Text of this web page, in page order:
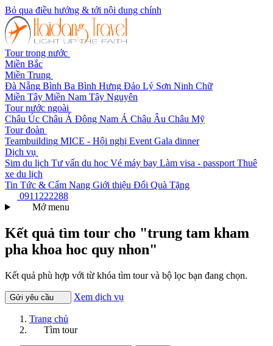
Bỏ qua điều hướng & tới nội dung chính
Tour trong nước
Miền Bắc
Miền Trung
Đà Nẵng Bình Ba Bình Hưng Đảo Lý Sơn Ninh Chữ
Miền Tây Miền Nam Tây Nguyên
Tour nước ngoài
Châu Úc Châu Á Đông Nam Á Châu Âu Châu Mỹ
Tour đoàn
Teambuilding MICE - Hội nghị Event Gala dinner
Dịch vụ
Sim du lịch Tư vấn du học Vé máy bay Làm visa - passport Thuê
xe du lịch
Tin Tức & Cẩm Nang Giới thiệu Đổi Quà Tặng
0911222288
Mở menu
Kết quả tìm tour cho "trung tam kham
pha khoa hoc quy nhon"
Kết quả phù hợp với từ khóa tìm tour và bộ lọc bạn đang chọn.
Gửi yêu cầu Xem dịch vụ
Trang chủ
Tìm tour